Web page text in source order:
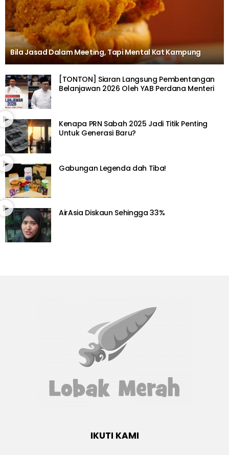
Bila Jasad Dalam Meeting, Tapi Mental Kat Kampung
[TONTON] Siaran Langsung Pembentangan
Belanjawan 2026 Oleh YAB Perdana Menteri
Kenapa PRN Sabah 2025 Jadi Titik Penting
Untuk Generasi Baru?
Gabungan Legenda dah Tiba!
AirAsia Diskaun Sehingga 33%
IKUTI KAMI